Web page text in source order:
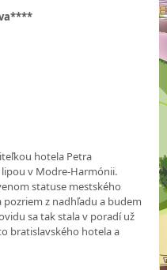
hotela Petra
lipou v Modre-Harmónii.
statuse mestského
z nadhľadu a budem
sa tak stala v poradí už
bratislavského hotela a